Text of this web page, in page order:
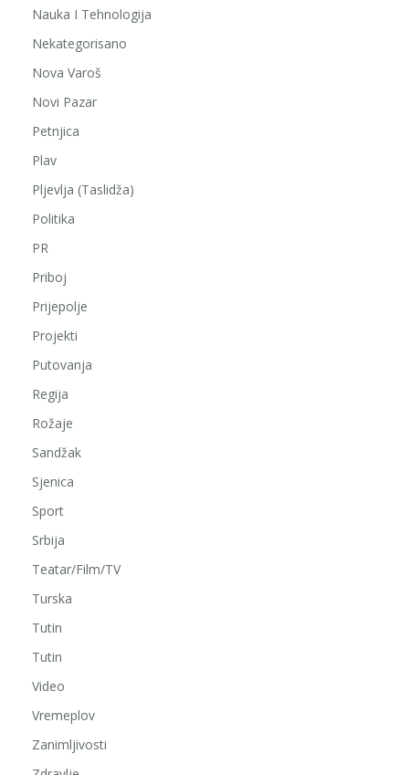
Nauka I Tehnologija
Nekategorisano
Nova Varoš
Novi Pazar
Petnjica
Plav
Pljevlja (Taslidža)
Politika
PR
Priboj
Prijepolje
Projekti
Putovanja
Regija
Rožaje
Sandžak
Sjenica
Sport
Srbija
Teatar/Film/TV
Turska
Tutin
Tutin
Video
Vremeplov
Zanimljivosti